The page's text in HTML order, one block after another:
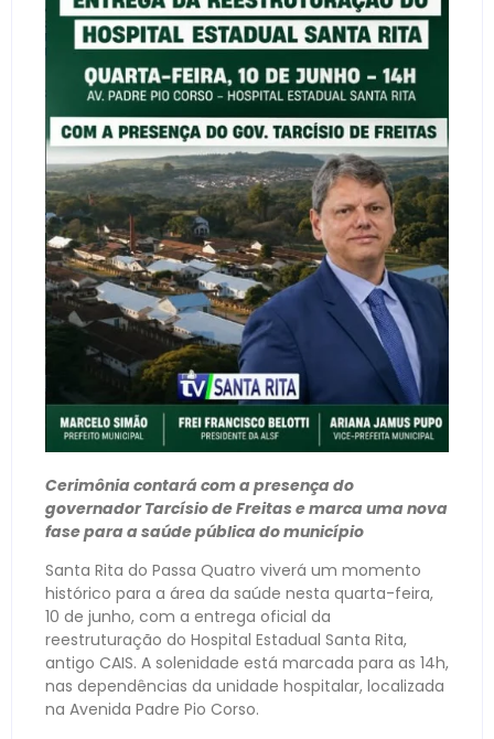
Cerimônia contará com a presença do
governador Tarcísio de Freitas e marca uma nova
fase para a saúde pública do município
Santa Rita do Passa Quatro viverá um momento
histórico para a área da saúde nesta quarta-feira,
10 de junho, com a entrega oficial da
reestruturação do Hospital Estadual Santa Rita,
antigo CAIS. A solenidade está marcada para as 14h,
nas dependências da unidade hospitalar, localizada
na Avenida Padre Pio Corso.